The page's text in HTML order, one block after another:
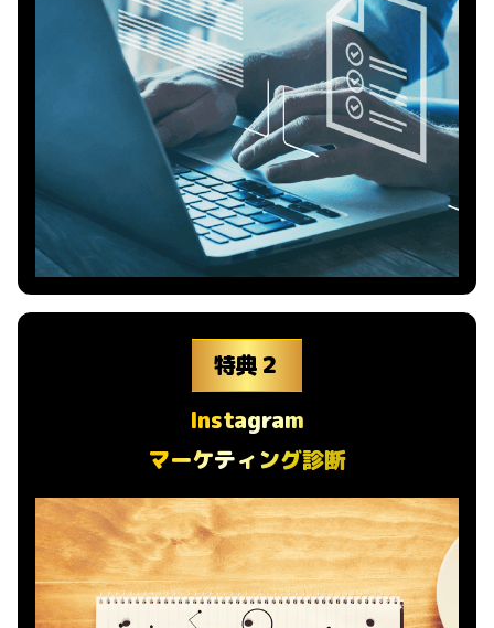
特典２
Instagram
マーケティング診断